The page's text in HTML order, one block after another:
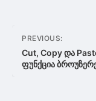
Post
navigation
PREVIOUS:
Cut, Copy და
ფუნქცია